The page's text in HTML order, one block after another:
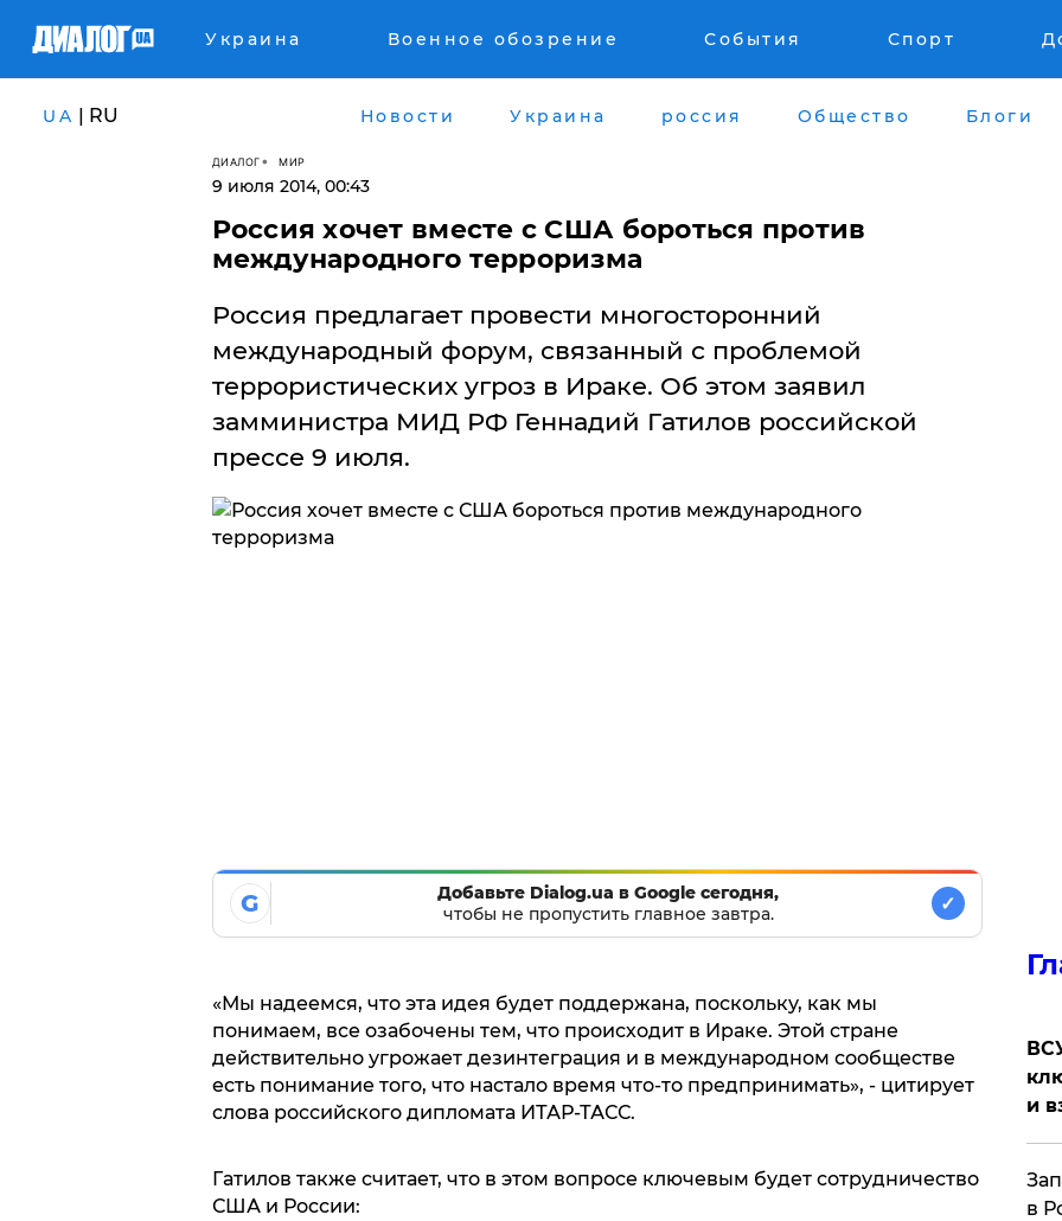
Украина Военное обозрение События Спорт
UA | RU Новости Украина россия Общество Блоги
ДИАЛОГ МИР
9 июля 2014, 00:43
Россия хочет вместе с США бороться против
международного терроризма
Россия предлагает провести многосторонний
международный форум, связанный с проблемой
террористических угроз в Ираке. Об этом заявил
замминистра МИД РФ Геннадий Гатилов российской
прессе 9 июля.
G
Добавьте Dialog.ua в Google сегодня,
чтобы не пропустить главное завтра.
✓
«Мы надеемся, что эта идея будет поддержана, поскольку, как мы
понимаем, все озабочены тем, что происходит в Ираке. Этой стране
действительно угрожает дезинтеграция и в международном сообществе
есть понимание того, что настало время что-то предпринимать», - цитирует
слова российского дипломата ИТАР-ТАСС.
Гатилов также считает, что в этом вопросе ключевым будет сотрудничество
США и России:
и
в